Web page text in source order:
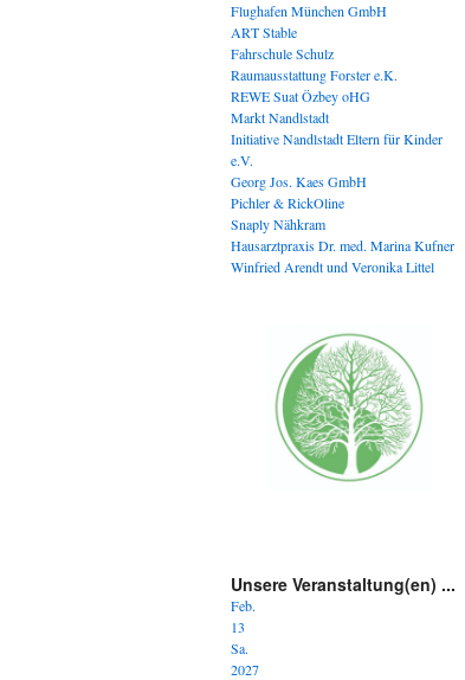
Flughafen München GmbH
ART Stable
Fahrschule Schulz
Raumausstattung Forster e.K.
REWE Suat Özbey oHG
Markt Nandlstadt
Initiative Nandlstadt Eltern für Kinder
e.V.
Georg Jos. Kaes GmbH
Pichler & RickOline
Snaply Nähkram
Hausarztpraxis Dr. med. Marina Kufner
Winfried Arendt und Veronika Littel
Unsere Veranstaltung(en) ...
Feb.
13
Sa.
2027